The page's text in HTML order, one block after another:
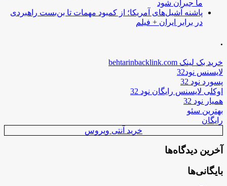
ما جبران شود
پاشنه آشیل‌های آمریکا؛ از کمبود مهمات تا بن‌بست راهبردی
در برابر ایران + فیلم
.
خرید بک لینک behtarinbacklink.com
لایسنس نود32
پسورد نود 32
اوکلی لایسنس رایگان نود 32
همیار نود 32
بهترین سئو
رایگان
خرید آنتی ویروس
آخرین دیدگاه‌ها
بایگانی‌ها